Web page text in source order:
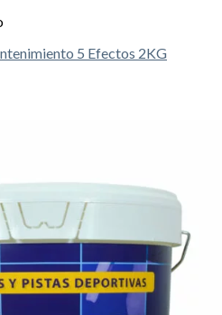
5 Efectos 2KG